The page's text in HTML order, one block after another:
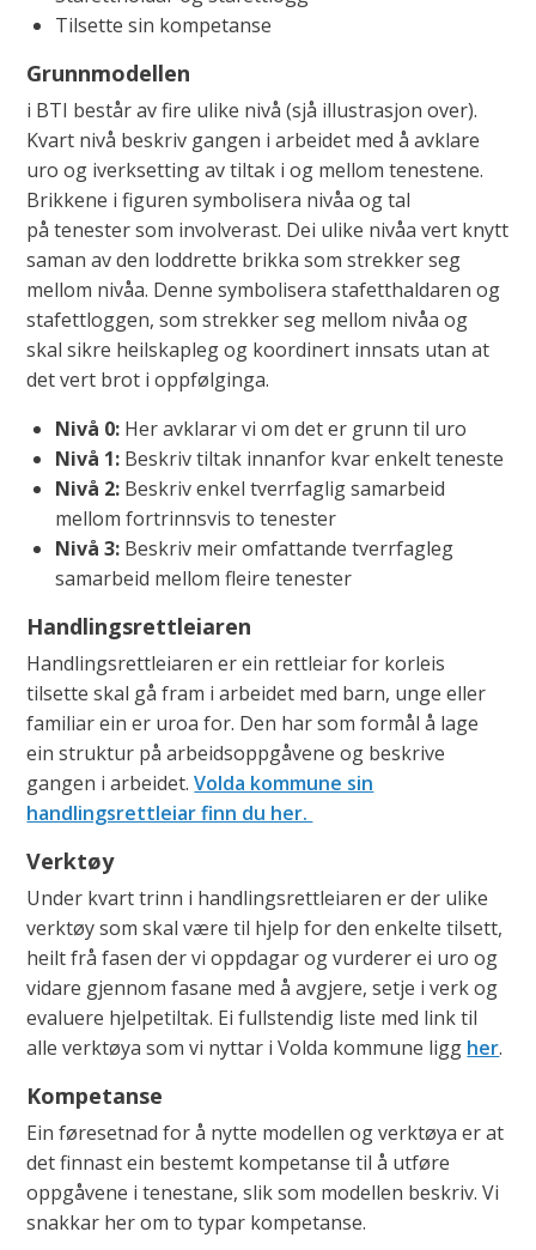
Tilsette sin kompetanse
Grunnmodellen
i BTI består av fire ulike nivå (sjå illustrasjon over).
Kvart nivå beskriv gangen i arbeidet med å avklare
uro og iverksetting av tiltak i og mellom tenestene.
Brikkene i figuren symbolisera nivåa og tal
på tenester som involverast. Dei ulike nivåa vert knytt
saman av den loddrette brikka som strekker seg
mellom nivåa. Denne symbolisera stafetthaldaren og
stafettloggen, som strekker seg mellom nivåa og
skal sikre heilskapleg og koordinert innsats utan at
det vert brot i oppfølginga.
Nivå 0: Her avklarar vi om det er grunn til uro
Nivå 1: Beskriv tiltak innanfor kvar enkelt teneste
Nivå 2: Beskriv enkel tverrfaglig samarbeid
mellom fortrinnsvis to tenester
Nivå 3: Beskriv meir omfattande tverrfagleg
samarbeid mellom fleire tenester
Handlingsrettleiaren
Handlingsrettleiaren er ein rettleiar for korleis
tilsette skal gå fram i arbeidet med barn, unge eller
familiar ein er uroa for. Den har som formål å lage
ein struktur på arbeidsoppgåvene og beskrive
gangen i arbeidet.Volda kommune sin
handlingsrettleiar finn du her.
Verktøy
Under kvart trinn i handlingsrettleiaren er der ulike
verktøy som skal være til hjelp for den enkelte tilsett,
heilt frå fasen der vi oppdagar og vurderer ei uro og
vidare gjennom fasane med å avgjere, setje i verk og
evaluere hjelpetiltak. Ei fullstendig liste med link til
alle verktøya som vi nyttar i Volda kommune ligg her.
Kompetanse
Ein føresetnad for å nytte modellen og verktøya er at
det finnast ein bestemt kompetanse til å utføre
oppgåvene i tenestane, slik som modellen beskriv. Vi
snakkar her om to typar kompetanse.